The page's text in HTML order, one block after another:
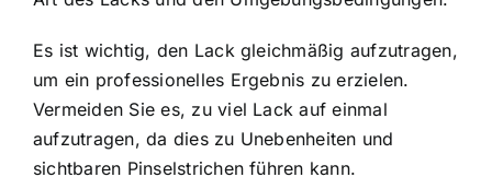
Es ist wichtig, den Lack gleichmäßig aufzutragen,
um ein professionelles Ergebnis zu erzielen.
Vermeiden Sie es, zu viel Lack auf einmal
aufzutragen, da dies zu Unebenheiten und
sichtbaren Pinselstrichen führen kann.